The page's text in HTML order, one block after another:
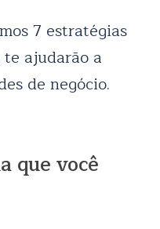
7 estratégias
ajudarão a
de negócio.
que você